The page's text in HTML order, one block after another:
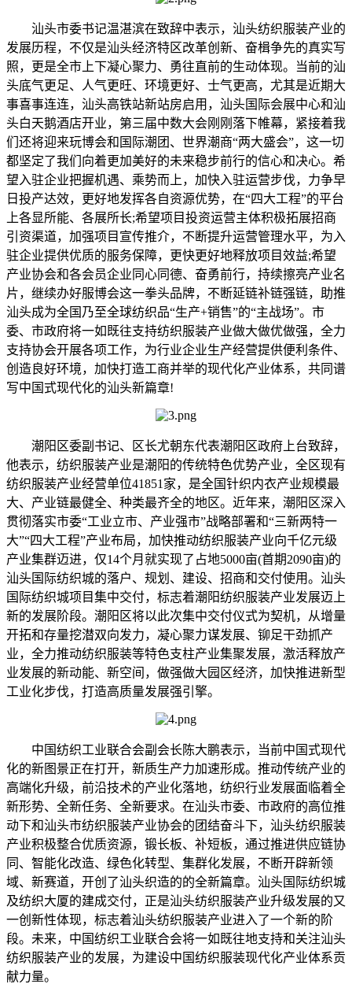
汕头市委书记温湛滨在致辞中表示，汕头纺织服装产业的
发展历程，不仅是汕头经济特区改革创新、奋楫争先的真实写
照，更是全市上下凝心聚力、勇往直前的生动体现。当前的汕
头底气更足、人气更旺、环境更好、士气更高，尤其是近期大
事喜事连连，汕头高铁站新站房启用，汕头国际会展中心和汕
头白天鹅酒店开业，第三届中数大会刚刚落下帷幕，紧接着我
们还将迎来玩博会和国际潮团、世界潮商“两大盛会”，这一切
都坚定了我们向着更加美好的未来稳步前行的信心和决心。希
望入驻企业把握机遇、乘势而上，加快入驻运营步伐，力争早
日投产达效，更好地发挥各自资源优势，在“四大工程”的平台
上各显所能、各展所长;希望项目投资运营主体积极拓展招商
引资渠道，加强项目宣传推介，不断提升运营管理水平，为入
驻企业提供优质的服务保障，更快更好地释放项目效益;希望
产业协会和各会员企业同心同德、奋勇前行，持续擦亮产业名
片，继续办好服博会这一拳头品牌，不断延链补链强链，助推
汕头成为全国乃至全球纺织品“生产+销售”的“主战场”。市
委、市政府将一如既往支持纺织服装产业做大做优做强，全力
支持协会开展各项工作，为行业企业生产经营提供便利条件、
创造良好环境，加快打造工商并举的现代化产业体系，共同谱
写中国式现代化的汕头新篇章!
潮阳区委副书记、区长尤朝东代表潮阳区政府上台致辞，
他表示，纺织服装产业是潮阳的传统特色优势产业，全区现有
纺织服装产业经营单位41851家，是全国针织内衣产业规模最
大、产业链最健全、种类最齐全的地区。近年来，潮阳区深入
贯彻落实市委“工业立市、产业强市”战略部署和“三新两特一
大”“四大工程”产业布局，加快推动纺织服装产业向千亿元级
产业集群迈进，仅14个月就实现了占地5000亩(首期2090亩)的
汕头国际纺织城的落户、规划、建设、招商和交付使用。汕头
国际纺织城项目集中交付，标志着潮阳纺织服装产业发展迈上
新的发展阶段。潮阳区将以此次集中交付仪式为契机，从增量
开拓和存量挖潜双向发力，凝心聚力谋发展、铆足干劲抓产
业，全力推动纺织服装等特色支柱产业集聚发展，激活释放产
业发展的新动能、新空间，做强做大园区经济，加快推进新型
工业化步伐，打造高质量发展强引擎。
中国纺织工业联合会副会长陈大鹏表示，当前中国式现代
化的新图景正在打开，新质生产力加速形成。推动传统产业的
高端化升级，前沿技术的产业化落地，纺织行业发展面临着全
新形势、全新任务、全新要求。在汕头市委、市政府的高位推
动下和汕头市纺织服装产业协会的团结奋斗下，汕头纺织服装
产业积极整合优质资源，锻长板、补短板，通过推进供应链协
同、智能化改造、绿色化转型、集群化发展，不断开辟新领
域、新赛道，开创了汕头织造的的全新篇章。汕头国际纺织城
及纺织大厦的建成交付，正是汕头纺织服装产业升级发展的又
一创新性体现，标志着汕头纺织服装产业进入了一个新的阶
段。未来，中国纺织工业联合会将一如既往地支持和关注汕头
纺织服装产业的发展，为建设中国纺织服装现代化产业体系贡
献力量。